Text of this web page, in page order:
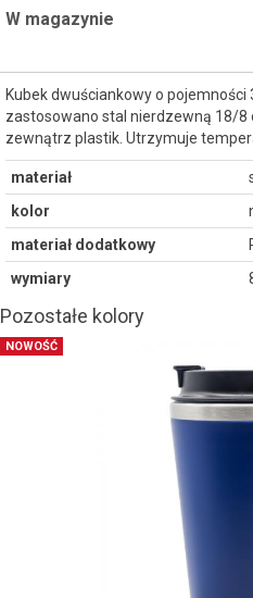
W magazynie
Kubek dwuściankowy o
zastosowano stal nierdzewną 18/8
zewnątrz plastik. Utrzymuje
materiał
kolor
materiał dodatkowy
wymiary
Pozostałe kolory
NOWOŚĆ